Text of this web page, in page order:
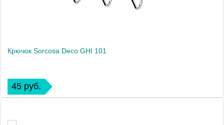
Крючок Sorcosa Deco GHI 101
45 руб.